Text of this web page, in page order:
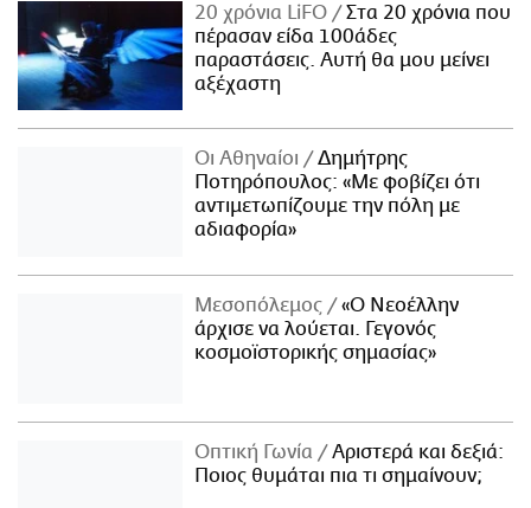
20 χρόνια LiFO
Στα 20 χρόνια που
πέρασαν είδα 100άδες
παραστάσεις. Αυτή θα μου μείνει
αξέχαστη
Οι Αθηναίοι
Δημήτρης
Ποτηρόπουλος: «Με φοβίζει ότι
αντιμετωπίζουμε την πόλη με
αδιαφορία»
Μεσοπόλεμος
«Ο Νεοέλλην
άρχισε να λούεται. Γεγονός
κοσμοϊστορικής σημασίας»
Οπτική Γωνία
Αριστερά και δεξιά:
Ποιος θυμάται πια τι σημαίνουν;